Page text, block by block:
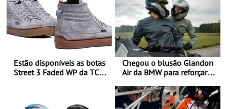
Estão disponíveis as botas
Street 3 Faded WP da TCX
Chegou o blusão Glandon
Air da BMW para reforçar
verão